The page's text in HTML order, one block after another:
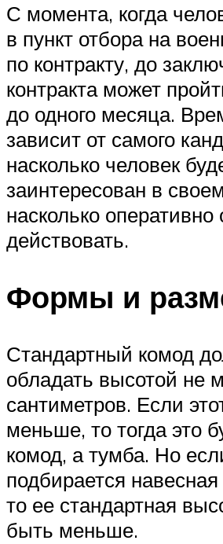
С момента, когда
в пункт отбора на
по контракту, до
контракта может
до одного месяца.
зависит от самого
насколько человек
заинтересован в
насколько оперативно
действовать.
Формы и
Стандартный комод
обладать высотой не
сантиметров. Если
меньше, то тогда это
комод, а тумба. Но
подбирается навесная
то ее стандартная
быть меньше.